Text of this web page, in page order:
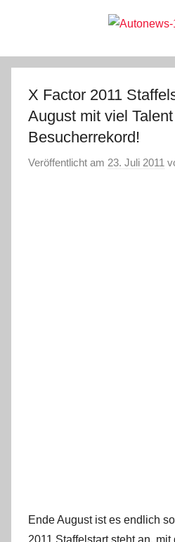
Autonews-
123.de
X Factor 2011
August mit viel
Besucherrekord!
Veröffentlicht am 23. Juli 2011
Ende August ist es endlich
2011 Staffelstart steht an,